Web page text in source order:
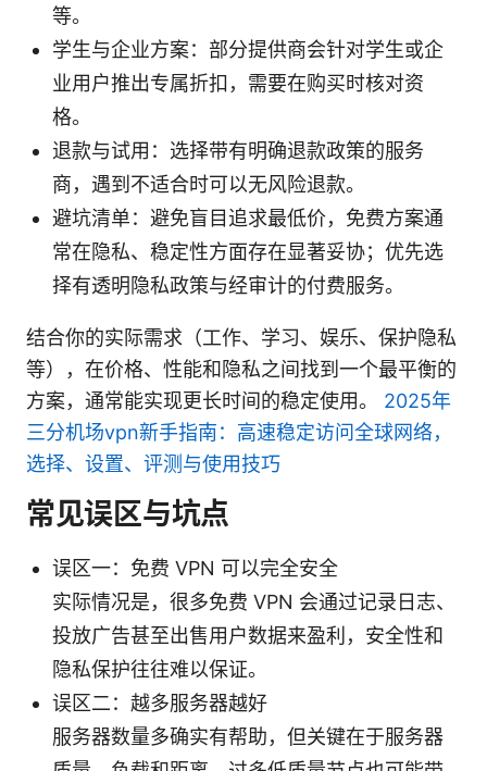
等。
学生与企业方案：部分提供商会针对学生或企
业用户推出专属折扣，需要在购买时核对资
格。
退款与试用：选择带有明确退款政策的服务
商，遇到不适合时可以无风险退款。
避坑清单：避免盲目追求最低价，免费方案通
常在隐私、稳定性方面存在显著妥协；优先选
择有透明隐私政策与经审计的付费服务。
结合你的实际需求（工作、学习、娱乐、保护隐私
等），在价格、性能和隐私之间找到一个最平衡的
方案，通常能实现更长时间的稳定使用。 2025年
三分机场vpn新手指南：高速稳定访问全球网络，
选择、设置、评测与使用技巧
常见误区与坑点
误区一：免费 VPN 可以完全安全
实际情况是，很多免费 VPN 会通过记录日志、
投放广告甚至出售用户数据来盈利，安全性和
隐私保护往往难以保证。
误区二：越多服务器越好
服务器数量多确实有帮助，但关键在于服务器